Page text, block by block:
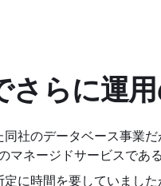
さらに運
社のデータベース事業
マネージドサービスであ
に時間を要していまし